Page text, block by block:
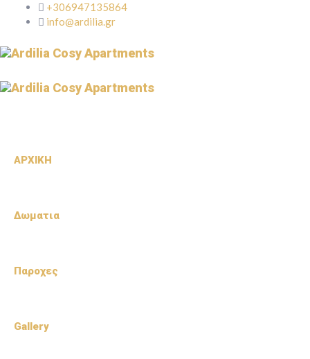
+306947135864
info@ardilia.gr
ΑΡΧΙΚΗ
Δωματια
Παροχες
Gallery